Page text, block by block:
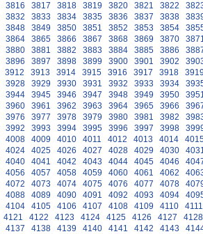
3816 3817 3818 3819 3820 3821 3822
3832 3833 3834 3835 3836 3837 3838
3848 3849 3850 3851 3852 3853 3854
3864 3865 3866 3867 3868 3869 3870
3880 3881 3882 3883 3884 3885 3886
3896 3897 3898 3899 3900 3901 3902
3912 3913 3914 3915 3916 3917 3918
3928 3929 3930 3931 3932 3933 3934
3944 3945 3946 3947 3948 3949 3950
3960 3961 3962 3963 3964 3965 3966
3976 3977 3978 3979 3980 3981 3982
3992 3993 3994 3995 3996 3997 3998
4008 4009 4010 4011 4012 4013 4014
4024 4025 4026 4027 4028 4029 4030
4040 4041 4042 4043 4044 4045 4046
4056 4057 4058 4059 4060 4061 4062
4072 4073 4074 4075 4076 4077 4078
4088 4089 4090 4091 4092 4093 4094
4104 4105 4106 4107 4108 4109 4110
4111
4121 4122 4123 4124 4125 4126 4127
4128
4137 4138 4139 4140 4141 4142 4143